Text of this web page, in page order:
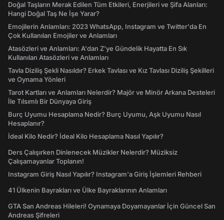
Doğal Taşların Merak Edilen Tüm Etkileri, Enerjileri ve Şifa Alanları:
Hangi Doğal Taş Ne İşe Yarar?
Emojilerin Anlamları: 2023 WhatsApp, Instagram ve Twitter'da En
Çok Kullanılan Emojiler ve Anlamları
Atasözleri ve Anlamları: A'dan Z'ye Gündelik Hayatta En Sık
Kullanılan Atasözleri ve Anlamları
Tavla Diziliş Şekli Nasıldır? Erkek Tavlası ve Kız Tavlası Diziliş Şekilleri
ve Oynama Yönleri
Tarot Kartları ve Anlamları Nelerdir? Majör ve Minör Arkana Desteleri
İle Tılsımlı Bir Dünyaya Giriş
Burç Uyumu Hesaplama Nedir? Burç Uyumu, Aşk Uyumu Nasıl
Hesaplanır?
İdeal Kilo Nedir? İdeal Kilo Hesaplama Nasıl Yapılır?
Ders Çalışırken Dinlenecek Müzikler Nelerdir? Müziksiz
Çalışamayanlar Toplanın!
Instagram Giriş Nasıl Yapılır? Instagram'a Giriş İşlemleri Rehberi
41 Ülkenin Bayrakları ve Ülke Bayraklarının Anlamları
GTA San Andreas Hileleri! Oynamaya Doyamayanlar İçin Güncel San
Andreas Şifreleri